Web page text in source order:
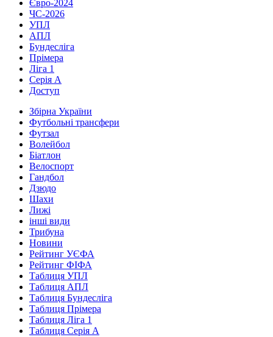
Євро-2024
ЧС-2026
УПЛ
АПЛ
Бундесліга
Прімера
Ліга 1
Серія А
Доступ
Збірна України
Футбольні трансфери
Футзал
Волейбол
Біатлон
Велоспорт
Гандбол
Дзюдо
Шахи
Лижі
інші види
Трибуна
Новини
Рейтинг УЄФА
Рейтинг ФІФА
Таблиця УПЛ
Таблиця АПЛ
Таблиця Бундесліга
Таблиця Прімера
Таблиця Ліга 1
Таблиця Серія А